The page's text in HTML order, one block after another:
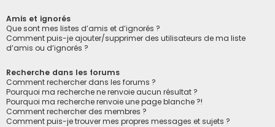
Amis et ignorés
Que sont mes listes d’amis et d’ignorés ?
Comment puis-je ajouter/supprimer des utilisateurs de ma liste
d’amis ou d’ignorés ?
Recherche dans les forums
Comment rechercher dans les forums ?
Pourquoi ma recherche ne renvoie aucun résultat ?
Pourquoi ma recherche renvoie une page blanche ?!
Comment rechercher des membres ?
Comment puis-je trouver mes propres messages et sujets ?